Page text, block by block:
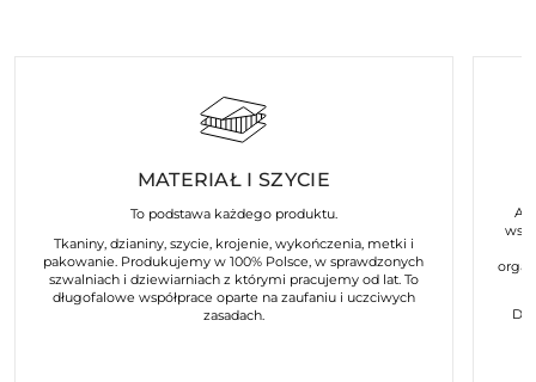
MATERIAŁ I SZYCIE
To podstawa każdego produktu.
Tkaniny, dzianiny, szycie, krojenie, wykończenia, metki i
pakowanie. Produkujemy w 100% Polsce, w sprawdzonych
szwalniach i dziewiarniach z którymi pracujemy od lat. To
długofalowe współprace oparte na zaufaniu i uczciwych
zasadach.